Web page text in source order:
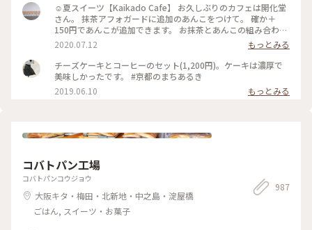
☺︎夏スイーツ【Kaikado Cafe】 お久しぶりのカフェは開化堂
さん。 抹茶アフォガードに追加のあんこをつけて。 確か＋
150円であんこが追加できます。 お抹茶とあんこの組み合わせ
は大好きなので迷わず追加…♪ちなみにあんこは、大好きな中
村製餡所さんのもの。きっと最中の皮も。以前 #中村製餡所 さ
んご紹介していますので良かったら☺︎ そして暑いので、水出
し茶をチョイス。 振って自分の好きな濃さにして頂きます。
お茶はおかわりも頂けるんですよ◎ ☺︎ 現在は、満席だとテイ
クアウトのみになるそうです。席の予約はできませんが、電話
になり、ばたばたと毎日を過ごしています。なかなか投稿が追
りペースになりますが、これからもよろしくお願いします☺︎
2020.07.12
もっとみる
チーズケーキとコーヒーのセット(1,200円)。ケーキは濃厚で
美味しかったです。 #京都のまちあるき
2019.06.10
もっとみる
コバトパン工場
コバトパンコウジョウ
大阪キタ・梅田・北新地・中之島・淀屋橋
ごはん, スイーツ・お菓子
987